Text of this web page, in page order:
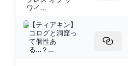
ワイ...
【ティアキン】
コログと洞窟っ
て個性あ
る…？...